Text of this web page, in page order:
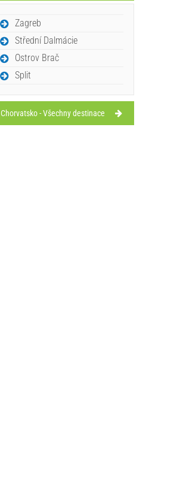
Zagreb
Střední Dalmácie
Ostrov Brač
Split
Chorvatsko - Všechny destinace